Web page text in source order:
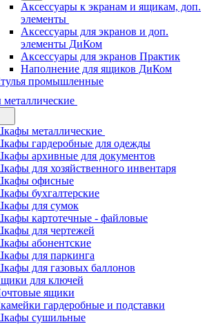
Аксессуары к экранам и ящикам, доп.
элементы
Аксессуары для экранов и доп.
элементы ДиКом
Аксессуары для экранов Практик
Наполнение для ящиков ДиКом
промышленные
металлические
гардеробные для одежды
архивные для документов
для хозяйственного инвентаря
офисные
бухгалтерские
для сумок
картотечные - файловые
для чертежей
абонентские
для паркинга
для газовых баллонов
для ключей
ящики
гардеробные и подставки
сушильные